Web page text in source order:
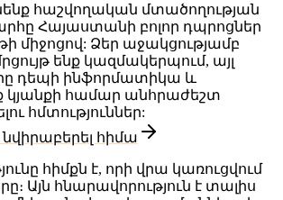
հաշվողական մտածողության
Հայաստանի բոլոր դպրոցներ
միջոցով: Ձեր աջակցությամբ
ենք կազմակերպում, այլ
դեպի ինֆորմատիկա և
կյանքի համար անհրաժեշտ
հմտություններ:
հիմա
հիմքն է, որի վրա կառուցվում
Այն հնարավորություն է տալիս